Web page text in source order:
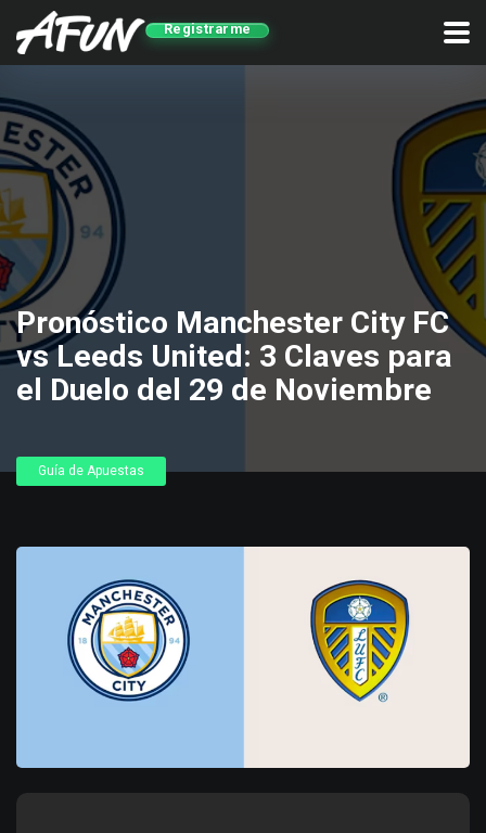
Registrarme
Pronóstico Manchester City FC
vs Leeds United: 3 Claves para
el Duelo del 29 de Noviembre
Guía de Apuestas